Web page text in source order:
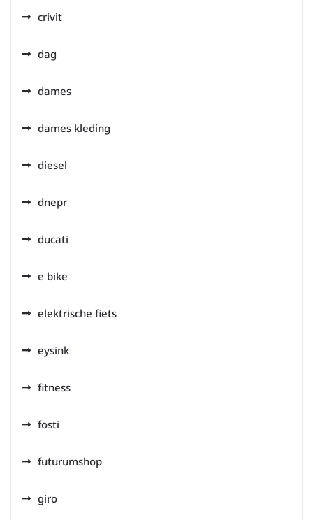
crivit
dag
dames
dames kleding
diesel
dnepr
ducati
e bike
elektrische fiets
eysink
fitness
fosti
futurumshop
giro